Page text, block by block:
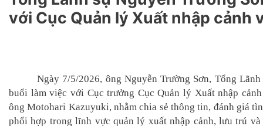
với Cục Quản lý Xuất nhập cảnh
Ngày 7/5/2026, ông Nguyễn Trường Sơn, Tổng
buổi làm việc với Cục trưởng Cục Quản lý Xuất nhập
ông Motohari Kazuyuki, nhằm chia sẻ thông tin, đánh giá
phối hợp trong lĩnh vực quản lý xuất nhập cảnh, lưu trú